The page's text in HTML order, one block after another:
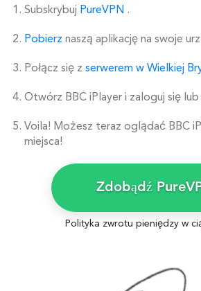
Subskrybuj PureVPN .
Pobierz naszą aplikację na swoje
Połącz się z serwerem w Wielkiej
Otwórz BBC iPlayer i zaloguj się lub
Voila! Możesz teraz oglądać BBC
miejsca!
Zdobądź
Polityka zwrotu pieniędzy w